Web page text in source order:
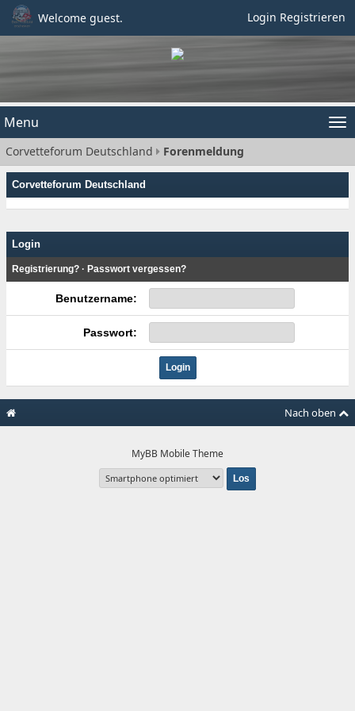
Welcome guest. Login Registrieren
Menu
Corvetteforum Deutschland Forenmeldung
Corvetteforum Deutschland
Login
Registrierung? · Passwort vergessen?
Benutzername:
Passwort:
Nach oben
MyBB Mobile Theme